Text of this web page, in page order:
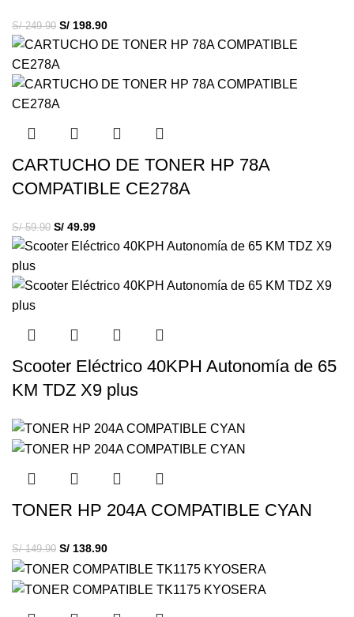
S/249.90 S/ 198.90
CARTUCHO DE TONER HP 78A
COMPATIBLE CE278A
S/59.90 S/ 49.99
Scooter Eléctrico 40KPH Autonomía de 65
KM TDZ X9 plus
TONER HP 204A COMPATIBLE CYAN
S/149.90 S/ 138.90